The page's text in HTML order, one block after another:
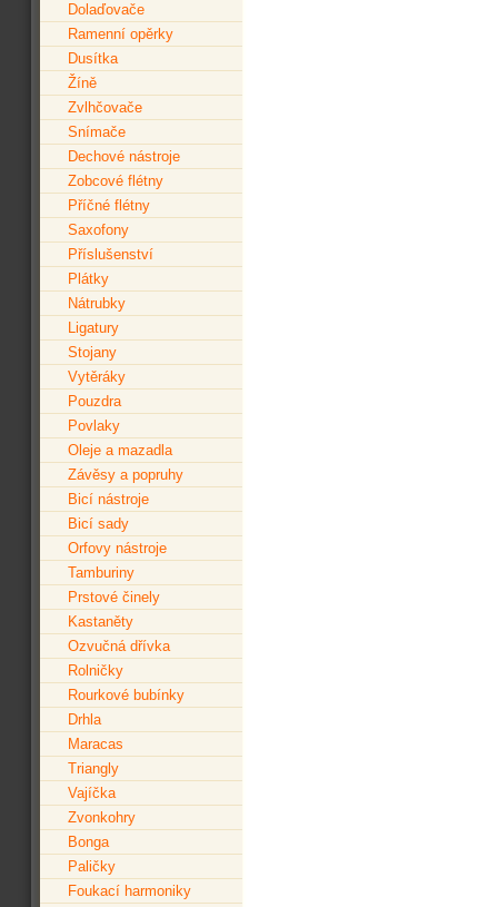
Dolaďovače
Ramenní opěrky
Dusítka
Žíně
Zvlhčovače
Snímače
Dechové nástroje
Zobcové flétny
Příčné flétny
Saxofony
Příslušenství
Plátky
Nátrubky
Ligatury
Stojany
Vytěráky
Pouzdra
Povlaky
Oleje a mazadla
Závěsy a popruhy
Bicí nástroje
Bicí sady
Orfovy nástroje
Tamburiny
Prstové činely
Kastaněty
Ozvučná dřívka
Rolničky
Rourkové bubínky
Drhla
Maracas
Triangly
Vajíčka
Zvonkohry
Bonga
Paličky
Foukací harmoniky